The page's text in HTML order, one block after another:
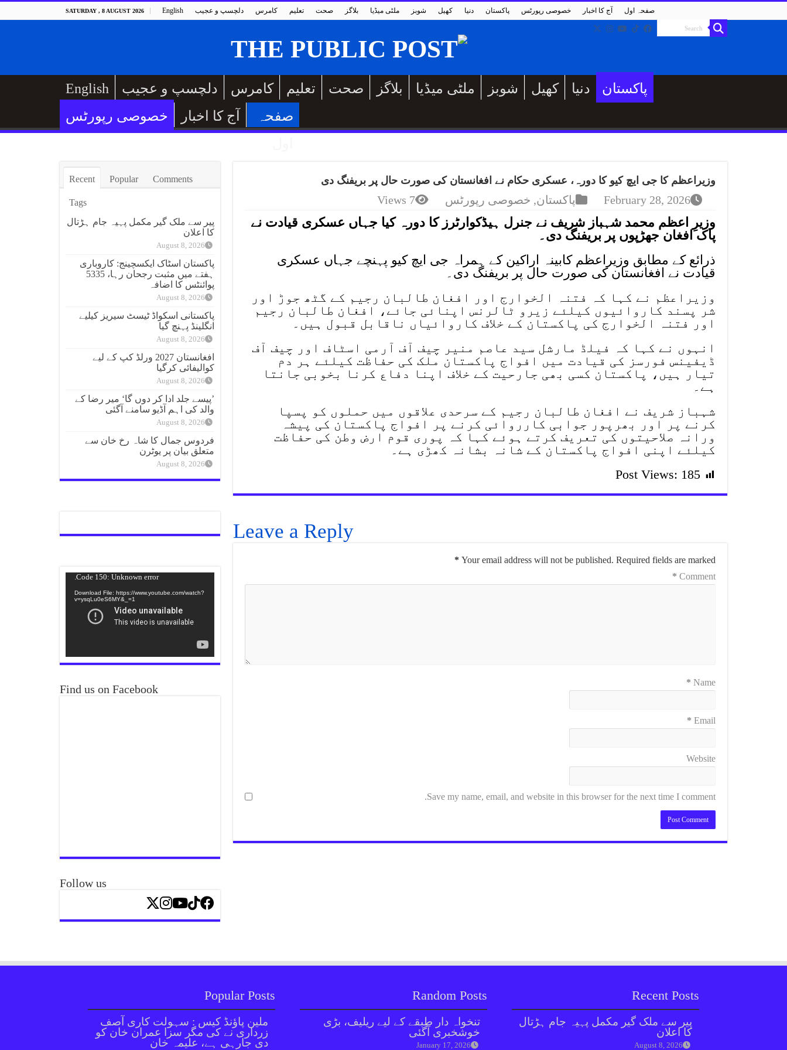
SATURDAY , 8 AUGUST 2026 English دلچسپ و عجیب کامرس تعلیم صحت بلاگز ملٹی میڈیا شوبز کھیل دنیا پاکستان خصوصی رپورٹس آج کا اخبار صفحہ اول
English دلچسپ و عجیب کامرس تعلیم صحت بلاگز ملٹی میڈیا شوبز کھیل دنیا
پاکستان
خصوصی رپورٹس
آج کا اخبار
صفحہ
وزیراعظم کا جی ایچ کیو کا دورہ، عسکری حکام نے افغانستان کی صورت حال پر بریفنگ دی
February 28, 2026 پاکستان, خصوصی رپورٹس 7 Views
وزیرِ اعظم محمد شہباز شریف نے جنرل ہیڈکوارٹرز کا دورہ کیا جہاں عسکری قیادت نے
پاک افغان جھڑپوں پر بریفنگ دی۔
ذرائع کے مطابق وزیراعظم کابینہ اراکین کے ہمراہ جی ایچ کیو پہنچے جہاں عسکری
قیادت نے افغانستان کی صورت حال پر بریفنگ دی۔
وزیراعظم نے کہا کہ فتنہ الخوارج اور افغان طالبان رجیم کے گٹھ جوڑ اور
شر پسند کاروائیوں کیلئے زیرو ٹالرنس اپنائی جائے، افغان طالبان رجیم
اور فتنہ الخوارج کی پاکستان کے خلاف کاروائیاں ناقابل قبول ہیں۔
انہوں نے کہا کہ فیلڈ مارشل سید عاصم منیر چیف آف آرمی اسٹاف اور چیف آف
ڈیفینس فورسز کی قیادت میں افواج پاکستان ملک کی حفاظت کیلئے ہر دم
تیار ہیں، پاکستان کسی بھی جارحیت کے خلاف اپنا دفاع کرنا بخوبی جانتا
ہے۔
شہباز شریف نے افغان طالبان رجیم کے سرحدی علاقوں میں حملوں کو پسپا
کرنے پر اور بھرپور جوابی کارروائی کرنے پر افواج پاکستان کی پیشہ
ورانہ صلاحیتوں کی تعریف کرتے ہوئے کہا کہ پوری قوم ارض وطن کی حفاظت
کیلئے اپنی افواج پاکستان کے شانہ بشانہ کھڑی ہے۔
Post Views: 185
Leave a Reply
Your email address will not be published. Required fields are marked
*
Comment
*
Name
*
Email
*
Website
Save my name, email, and website in this browser for the next time I comment.
Recent Popular Comments
Tags
پیر سے ملک گیر مکمل پہیہ جام ہڑتال
کا اعلان
August 8, 2026
پاکستان اسٹاک ایکسچینج: کاروباری
ہفتے میں مثبت رجحان رہا، 5335
پوائنٹس کا اضافہ
August 8, 2026
پاکستانی اسکواڈ ٹیسٹ سیریز کیلیے
انگلینڈ پہنچ گیا
August 8, 2026
افغانستان 2027 ورلڈ کپ کے لیے
کوالیفائی کرگیا
August 8, 2026
’پیسے جلد ادا کر دوں گا‘ میر رضا کے
والد کی اہم آڈیو سامنے آگئی
August 8, 2026
فردوس جمال کا شاہ رخ خان سے
متعلق بیان پر یوٹرن
August 8, 2026
Code 150: Unknown error.
Download File: https://www.youtube.com/watch?
v=ysqLu0eS6MY&_=1
Find us on Facebook
Follow us
Popular Posts
ملین پاؤنڈ کیس : سہولت کاری آصف
زرداری نے کی مگر سزا عمران خان کو
دی جارہی ہے، علیمہ خان
Random Posts
تنخواہ دار طبقے کے لیے ریلیف، بڑی
خوشخبری آگئی
January 17, 2026
Recent Posts
پیر سے ملک گیر مکمل پہیہ جام ہڑتال
کا اعلان
August 8, 2026